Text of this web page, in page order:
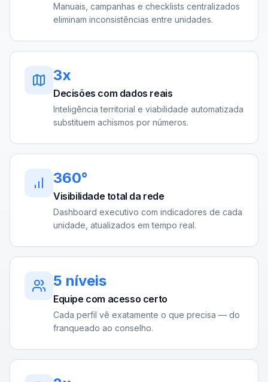
Manuais, campanhas e checklists centralizados
eliminam inconsistências entre unidades.
3x
Decisões com dados reais
Inteligência territorial e viabilidade automatizada
substituem achismos por números.
360°
Visibilidade total da rede
Dashboard executivo com indicadores de cada
unidade, atualizados em tempo real.
5 níveis
Equipe com acesso certo
Cada perfil vê exatamente o que precisa — do
franqueado ao conselho.